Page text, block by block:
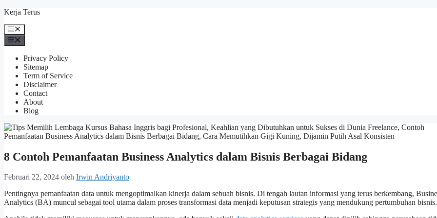
Langsung
isi
Kerja Terus
Menu
Privacy Policy
Sitemap
Term of Service
Disclaimer
Contact
About
Blog
8 Contoh Pemanfaatan Business Analytics dalam Bisnis Berbagai Bidang
Februari 22, 2024 oleh Irwin Andriyanto
Pentingnya pemanfaatan data untuk mengoptimalkan kinerja dalam sebuah bisnis. Di tengah lautan informasi yang terus berkembang,
Analytics (BA) muncul sebagai tool utama dalam proses transformasi data menjadi keputusan strategis yang mendukung pertumbuhan bisnis.